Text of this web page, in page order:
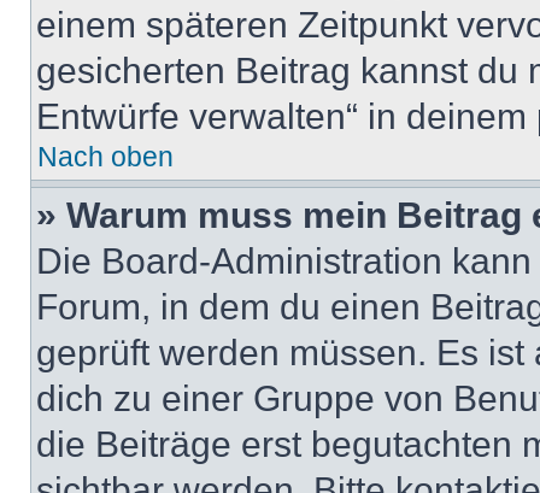
einem späteren Zeitpunkt
gesicherten Beitrag kannst du
Entwürfe verwalten“ in
Nach oben
» Warum muss mein
Die Board-Administration
Forum, in dem du einen
geprüft werden müssen. Es
dich zu einer Gruppe von
die Beiträge erst begutachten